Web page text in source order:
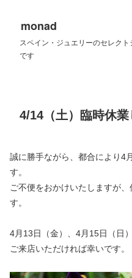
monad
スペイン・ジュエリーのセレク
です
4/14（土）臨時休業
誠に勝手ながら、都合により4
す。
ご不便をおかけいたしますが
す。
4月13日（金）、4月15日（日
ご来店いただければ幸いです。